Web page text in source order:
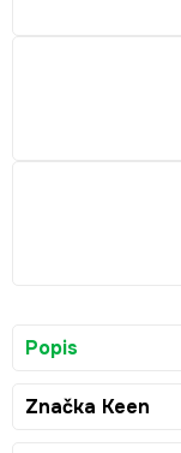
Popis
Značka Keen